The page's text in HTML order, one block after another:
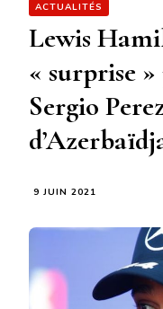
ACTUALITÉS
Lewis
« surprise »
Sergio
9 JUIN 2021